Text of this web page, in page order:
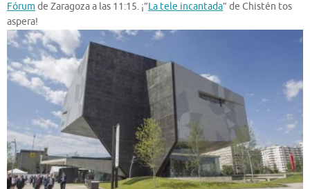
Fórum de Zaragoza a las 11:15. ¡”La tele incantada” de Chistén tos
aspera!